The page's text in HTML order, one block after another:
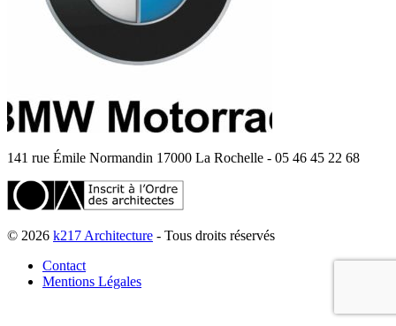
141 rue Émile Normandin 17000 La Rochelle - 05 46 45 22 68
© 2026 k217 Architecture - Tous droits réservés
Contact
Mentions Légales